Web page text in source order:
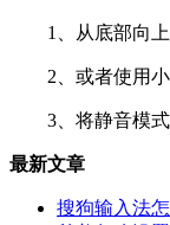
1、从底部向上
2、或者使用小
3、将静音模式
最新文章
搜狗输入法